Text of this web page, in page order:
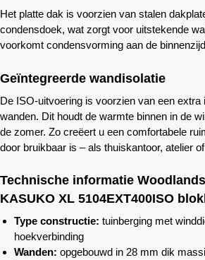
Het platte dak is voorzien van stalen
condensdoek, wat zorgt voor uitstekende
voorkomt condensvorming aan de
Geïntegreerde wandisolatie
De ISO-uitvoering is voorzien van een extra
wanden. Dit houdt de warmte binnen in de
de zomer. Zo creëert u een comfortabele
door bruikbaar is – als thuiskantoor, atelier
Technische informatie Woodlands
KASUKO XL 5104EXT400ISO
Type constructie: tuinberging met
hoekverbinding
Wanden: opgebouwd in 28 mm dik